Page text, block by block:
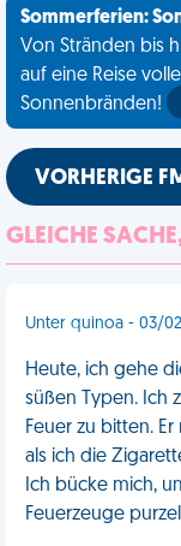
Sommerferien:
Von Stränden bis
auf eine Reise
Sonnenbränden!
VORHERIGE
GLEICHE
Unter quinoa - 03/
Heute, ich gehe
süßen Typen. Ich
Feuer zu bitten.
als ich die
Ich bücke mich,
Feuerzeuge